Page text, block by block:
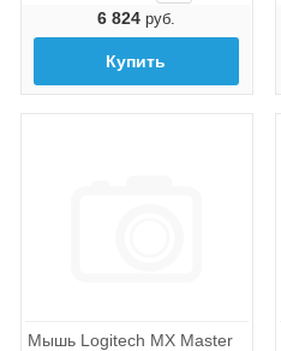
6 824 руб.
Купить
Мышь Logitech MX Master